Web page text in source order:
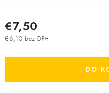
€7,50
€6,10 bez DPH
DO